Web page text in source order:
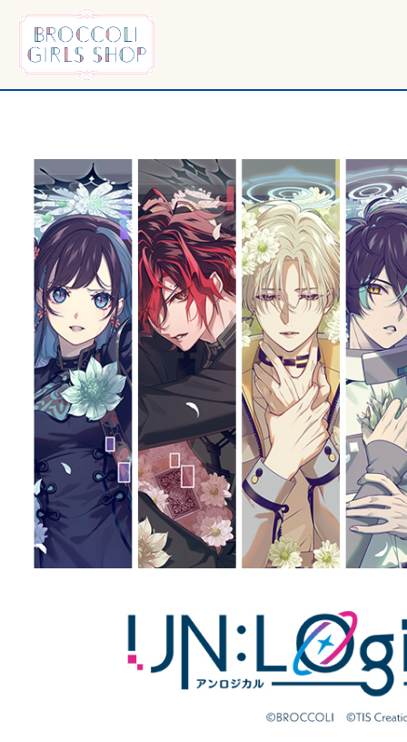
TOP
トップ
OUTLINE
イベント詳細
GOODS
取扱グッズ
SPECIAL